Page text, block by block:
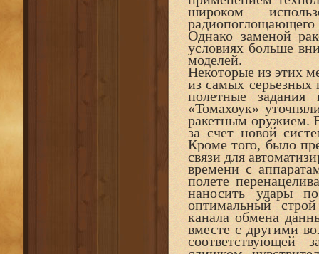
широком
Однако заменой
условиях больше
моделей.
Некоторые из этих
из самых серьезных
полетные
«Томахоук»
ракетным оружием.
за счет новой
Кроме того, было
связи для
времени с
полете
наносить удары
оптимальный
канала обмена
вместе с другими
соответствующей